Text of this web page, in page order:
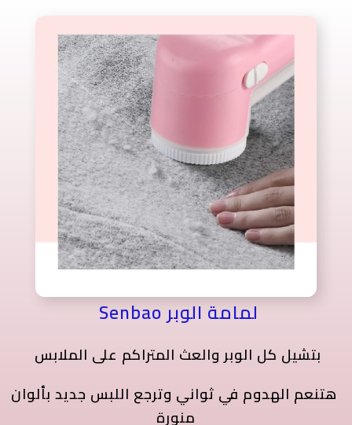
لمامة الوبر Senbao
بتشيل كل الوبر والعث المتراكم على الملابس
هتنعم الهدوم في ثواني وترجع اللبس جديد بألوان
منورة